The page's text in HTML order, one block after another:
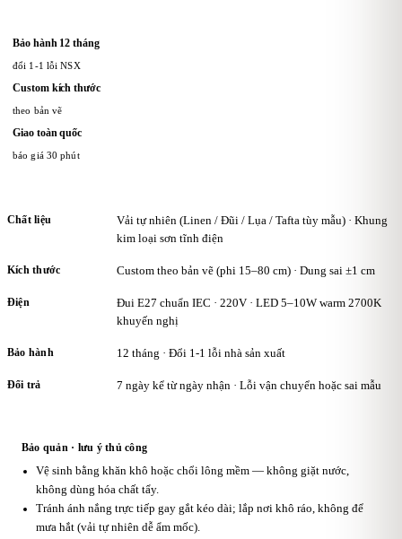
Bảo hành 12 tháng
đổi 1-1 lỗi NSX
Custom kích thước
theo bản vẽ
Giao toàn quốc
báo giá 30 phút
Chất liệu
Vải tự nhiên (Linen / Đũi / Lụa / Tafta tùy mẫu) · Khung
kim loại sơn tĩnh điện
Kích thước Custom theo bản vẽ (phi 15–80 cm) · Dung sai ±1 cm
Điện
Đui E27 chuẩn IEC · 220V · LED 5–10W warm 2700K
khuyến nghị
Bảo hành 12 tháng · Đổi 1-1 lỗi nhà sản xuất
Đổi trả 7 ngày kể từ ngày nhận · Lỗi vận chuyển hoặc sai mẫu
Bảo quản · lưu ý thủ công
Vệ sinh bằng khăn khô hoặc chổi lông mềm — không giặt nước,
không dùng hóa chất tẩy.
Tránh ánh nắng trực tiếp gay gắt kéo dài; lắp nơi khô ráo, không để
mưa hắt (vải tự nhiên dễ ẩm mốc).